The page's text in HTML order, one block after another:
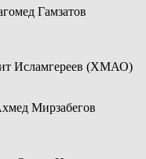
Гамзатов
Исламгереев (ХМАО)
Мирзабегов